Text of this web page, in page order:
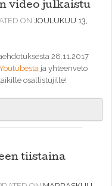
video julkaistu
ON JOULUKUU 13,
28.11.2017
ja yhteenveto
osallistujille!
tiistaina